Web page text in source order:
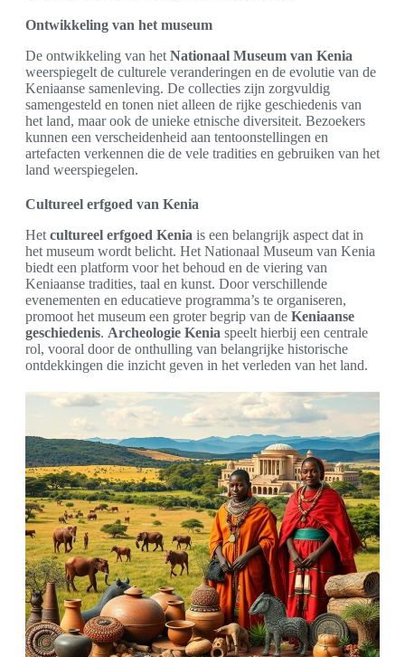
Ontwikkeling van het museum
De ontwikkeling van het Nationaal Museum van Kenia
weerspiegelt de culturele veranderingen en de evolutie van de
Keniaanse samenleving. De collecties zijn zorgvuldig
samengesteld en tonen niet alleen de rijke geschiedenis van
het land, maar ook de unieke etnische diversiteit. Bezoekers
kunnen een verscheidenheid aan tentoonstellingen en
artefacten verkennen die de vele tradities en gebruiken van het
land weerspiegelen.
Cultureel erfgoed van Kenia
Het cultureel erfgoed Kenia is een belangrijk aspect dat in
het museum wordt belicht. Het Nationaal Museum van Kenia
biedt een platform voor het behoud en de viering van
Keniaanse tradities, taal en kunst. Door verschillende
evenementen en educatieve programma’s te organiseren,
promoot het museum een groter begrip van de Keniaanse
geschiedenis. Archeologie Kenia speelt hierbij een centrale
rol, vooral door de onthulling van belangrijke historische
ontdekkingen die inzicht geven in het verleden van het land.